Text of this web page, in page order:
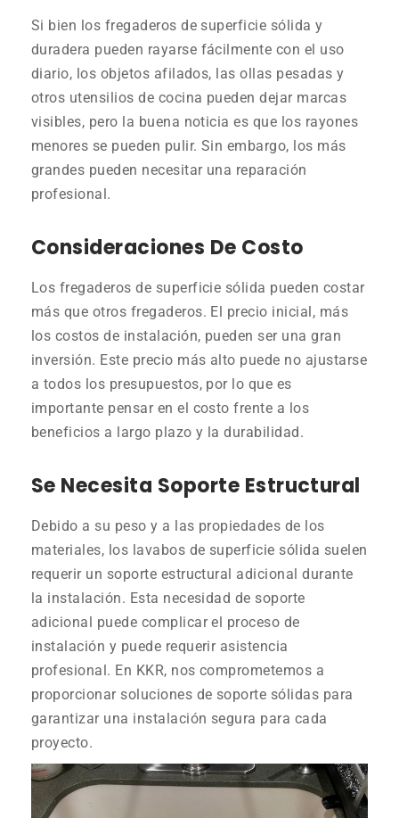
Si bien los fregaderos de superficie sólida y
duradera pueden rayarse fácilmente con el uso
diario, los objetos afilados, las ollas pesadas y
otros utensilios de cocina pueden dejar marcas
visibles, pero la buena noticia es que los rayones
menores se pueden pulir. Sin embargo, los más
grandes pueden necesitar una reparación
profesional.
Consideraciones De Costo
Los fregaderos de superficie sólida pueden costar
más que otros fregaderos. El precio inicial, más
los costos de instalación, pueden ser una gran
inversión. Este precio más alto puede no ajustarse
a todos los presupuestos, por lo que es
importante pensar en el costo frente a los
beneficios a largo plazo y la durabilidad.
Se Necesita Soporte Estructural
Debido a su peso y a las propiedades de los
materiales, los lavabos de superficie sólida suelen
requerir un soporte estructural adicional durante
la instalación. Esta necesidad de soporte
adicional puede complicar el proceso de
instalación y puede requerir asistencia
profesional. En KKR, nos comprometemos a
proporcionar soluciones de soporte sólidas para
garantizar una instalación segura para cada
proyecto.